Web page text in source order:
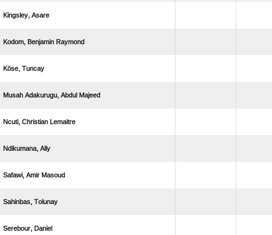
 
  
 
   
  
 
  
 
 